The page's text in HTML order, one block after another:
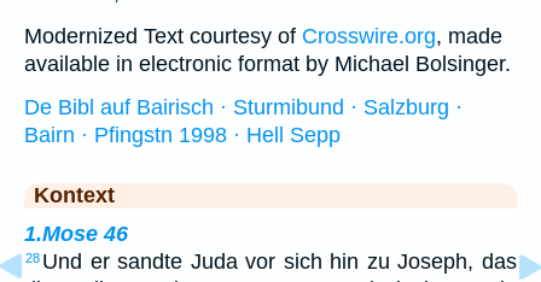
Modernized Text courtesy of Crosswire.org, made
available in electronic format by Michael Bolsinger.
De Bibl auf Bairisch · Sturmibund · Salzburg ·
Bairn · Pfingstn 1998 · Hell Sepp
Kontext
1.Mose 46
28 Und er sandte Juda vor sich hin zu Joseph, das